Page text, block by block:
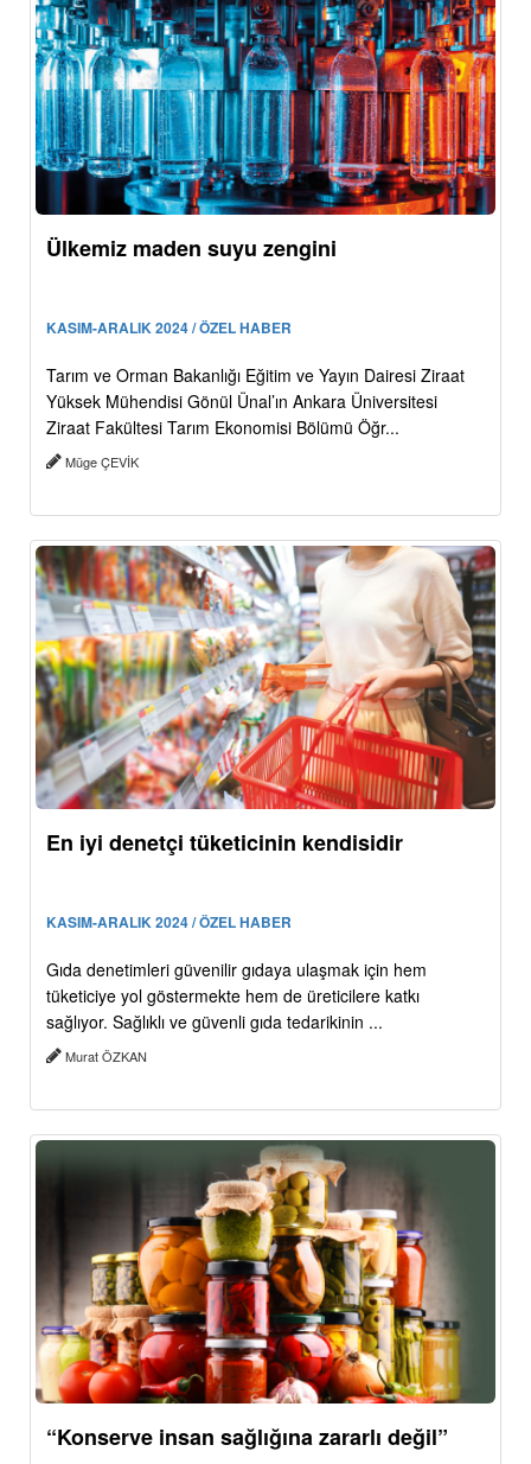
Ülkemiz maden suyu zengini
KASIM-ARALIK 2024 / ÖZEL HABER
Tarım ve Orman Bakanlığı Eğitim ve Yayın Dairesi Ziraat
Yüksek Mühendisi Gönül Ünal’ın Ankara Üniversitesi
Ziraat Fakültesi Tarım Ekonomisi Bölümü Öğr...
Müge ÇEVİK
En iyi denetçi tüketicinin kendisidir
KASIM-ARALIK 2024 / ÖZEL HABER
Gıda denetimleri güvenilir gıdaya ulaşmak için hem
tüketiciye yol göstermekte hem de üreticilere katkı
sağlıyor. Sağlıklı ve güvenli gıda tedarikinin ...
Murat ÖZKAN
“Konserve insan sağlığına zararlı değil”